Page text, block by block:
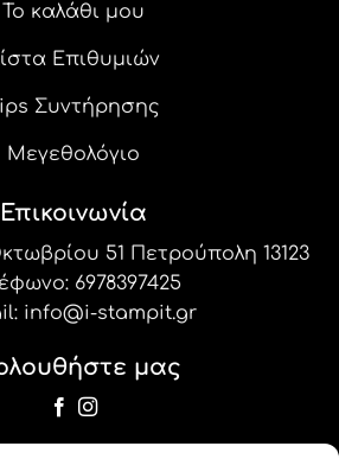
Το καλάθι μου
Επιθυμιών
Συντήρησης
Μεγεθολόγιο
Επικοινωνία
51 Πετρούπολη 13123
6978397425
info@i-stampit.gr
μας